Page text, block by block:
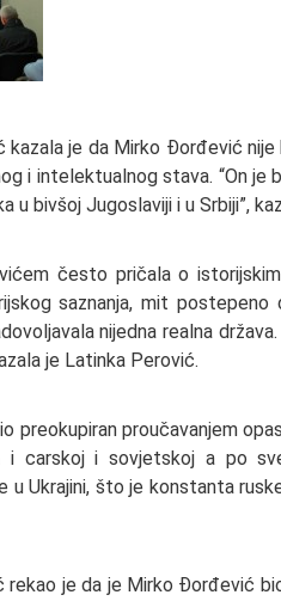
kazala je da Mirko Đorđević
i intelektualnog stava. “On
u bivšoj Jugoslaviji i u Srbiji”,
često pričala o
saznanja, mit
nijedna realna
je Latinka Perović.
preokupiran proučavanjem
i carskoj i sovjetskoj a po
Ukrajini, što je konstanta
je da je Mirko Đorđević